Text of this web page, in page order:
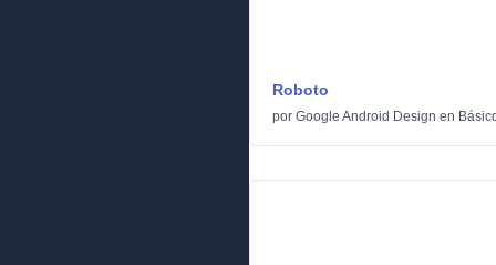
Roboto
por Google Android Design en